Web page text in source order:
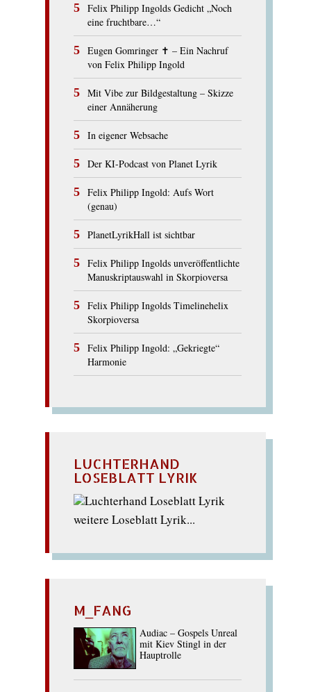
Felix Philipp Ingolds Gedicht „Noch
eine fruchtbare…“
Eugen Gomringer ✝︎ – Ein Nachruf
von Felix Philipp Ingold
Mit Vibe zur Bildgestaltung – Skizze
einer Annäherung
In eigener Websache
Der KI-Podcast von Planet Lyrik
Felix Philipp Ingold: Aufs Wort
(genau)
PlanetLyrikHall ist sichtbar
Felix Philipp Ingolds unveröffentlichte
Manuskriptauswahl in Skorpioversa
Felix Philipp Ingolds Timelinehelix
Skorpioversa
Felix Philipp Ingold: „Gekriegte“
Harmonie
LUCHTERHAND
LOSEBLATT LYRIK
weitere Loseblatt Lyrik...
M_FANG
Audiac – Gospels Unreal
mit Kiev Stingl in der
Hauptrolle